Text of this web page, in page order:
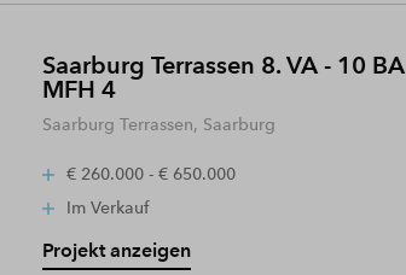
Saarburg Terrassen 8. VA - 10 BA
MFH 4
Saarburg Terrassen, Saarburg
€ 260.000 - € 650.000
Im Verkauf
Projekt anzeigen